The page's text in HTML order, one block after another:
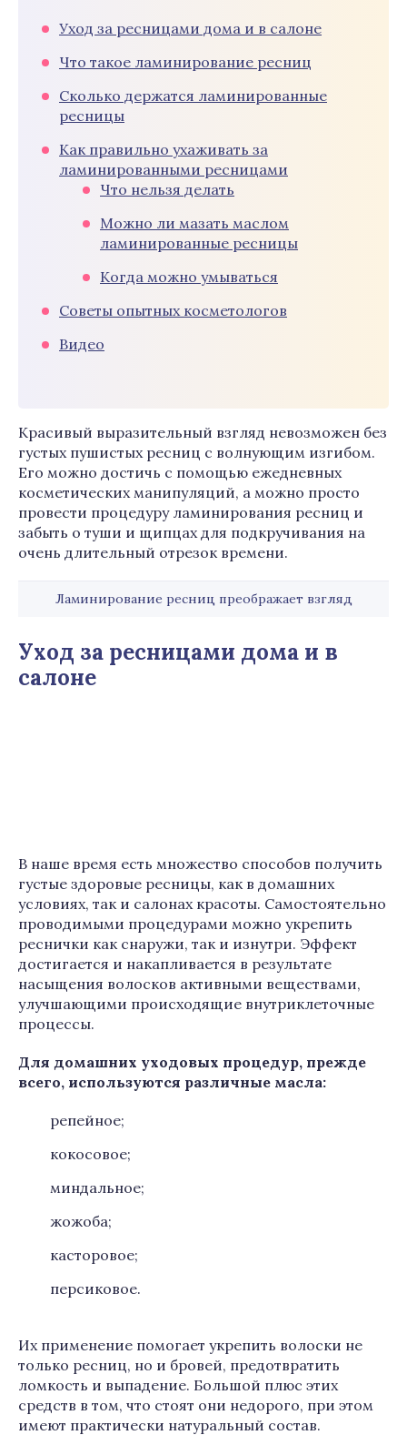
Уход за ресницами дома и в салоне
Что такое ламинирование ресниц
Сколько держатся ламинированные
ресницы
Как правильно ухаживать за
ламинированными ресницами
Что нельзя делать
Можно ли мазать маслом
ламинированные ресницы
Когда можно умываться
Советы опытных косметологов
Видео
Красивый выразительный взгляд невозможен без
густых пушистых ресниц с волнующим изгибом.
Его можно достичь с помощью ежедневных
косметических манипуляций, а можно просто
провести процедуру ламинирования ресниц и
забыть о туши и щипцах для подкручивания на
очень длительный отрезок времени.
Ламинирование ресниц преображает взгляд
Уход за ресницами дома и в
салоне
В наше время есть множество способов получить
густые здоровые ресницы, как в домашних
условиях, так и салонах красоты. Самостоятельно
проводимыми процедурами можно укрепить
реснички как снаружи, так и изнутри. Эффект
достигается и накапливается в результате
насыщения волосков активными веществами,
улучшающими происходящие внутриклеточные
процессы.
Для домашних уходовых процедур, прежде
всего, используются различные масла:
репейное;
кокосовое;
миндальное;
жожоба;
касторовое;
персиковое.
Их применение помогает укрепить волоски не
только ресниц, но и бровей, предотвратить
ломкость и выпадение. Большой плюс этих
средств в том, что стоят они недорого, при этом
имеют практически натуральный состав.